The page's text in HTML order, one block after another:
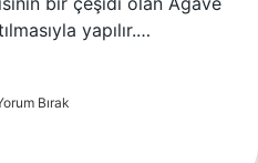
yapılır.…
Bırak